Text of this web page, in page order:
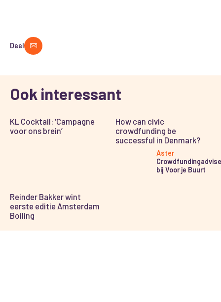
Deel
Ook interessant
KL Cocktail: ‘Campagne
voor ons brein’
How can civic
crowdfunding be
successful in Denmark?
Aster
bij Voor je Buurt
Reinder Bakker wint
eerste editie Amsterdam
Boiling